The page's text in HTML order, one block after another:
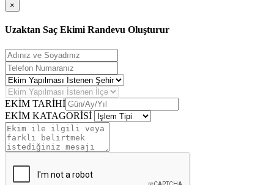
×
Uzaktan Saç Ekimi Randevu Oluşturur
EKİM TARİHİ
EKİM KATAGORİSİ